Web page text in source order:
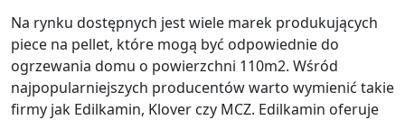
Na rynku dostępnych jest wiele marek produkujących
piece na pellet, które mogą być odpowiednie do
ogrzewania domu o powierzchni 110m2. Wśród
najpopularniejszych producentów warto wymienić takie
firmy jak Edilkamin, Klover czy MCZ. Edilkamin oferuje